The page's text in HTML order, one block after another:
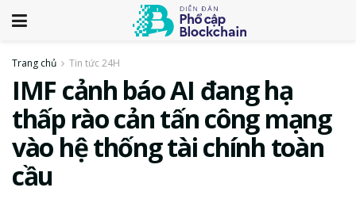
Trang chủ Tin tức 24H
IMF cảnh báo AI đang hạ
thấp rào cản tấn công mạng
vào hệ thống tài chính toàn
cầu